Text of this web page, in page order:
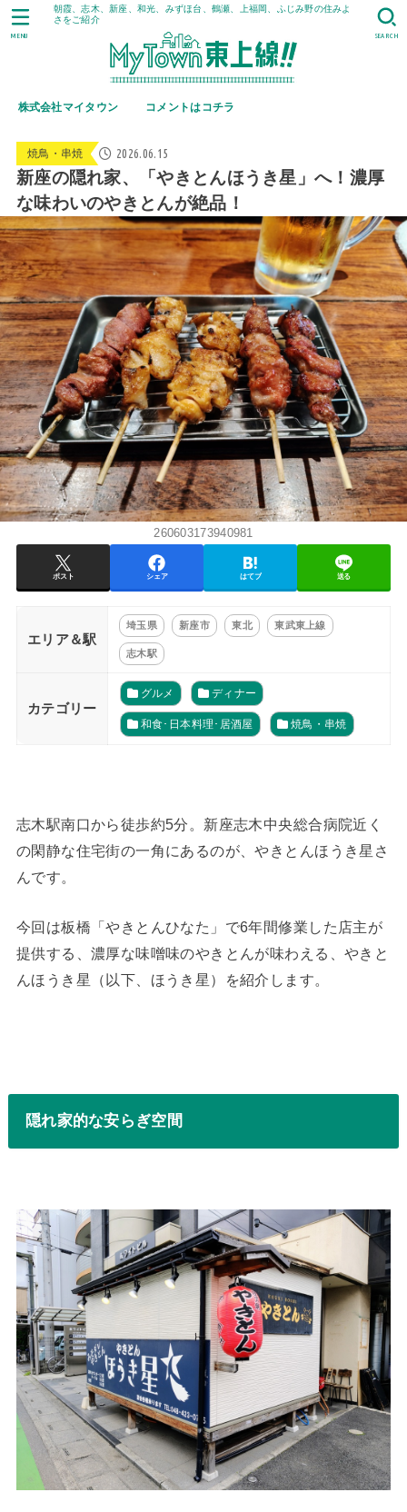
朝霞、志木、新座、和光、みずほ台、鶴瀬、上福岡、ふじみ野の住みよ
さをご紹介
株式会社マイタウン コメントはコチラ
SEARCH
MENU
焼鳥・串焼 2026.06.15
新座の隠れ家、「やきとんほうき星」へ！濃厚
な味わいのやきとんが絶品！
260603173940981
ポスト シェア はてブ 送る
エリア＆駅
埼玉県 新座市 東北 東武東上線
志木駅
カテゴリー
グルメ ディナー
和食･日本料理･居酒屋 焼鳥・串焼
志木駅南口から徒歩約5分。新座志木中央総合病院近く
の閑静な住宅街の一角にあるのが、やきとんほうき星さ
んです。
今回は板橋「やきとんひなた」で6年間修業した店主が
提供する、濃厚な味噌味のやきとんが味わえる、やきと
んほうき星（以下、ほうき星）を紹介します。
隠れ家的な安らぎ空間